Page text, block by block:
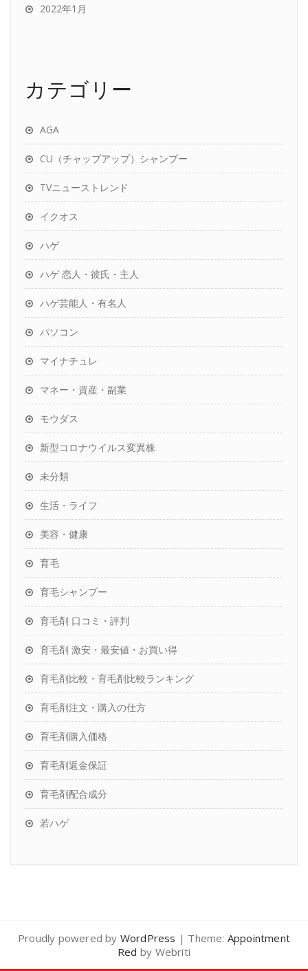
2022年1月
カテゴリー
AGA
CU（チャップアップ）シャンプー
TVニューストレンド
イクオス
ハゲ
ハゲ 恋人・彼氏・主人
ハゲ芸能人・有名人
パソコン
マイナチュレ
マネー・資産・副業
モウダス
新型コロナウイルス変異株
未分類
生活・ライフ
美容・健康
育毛
育毛シャンプー
育毛剤 口コミ・評判
育毛剤 激安・最安値・お買い得
育毛剤比較・育毛剤比較ランキング
育毛剤注文・購入の仕方
育毛剤購入価格
育毛剤返金保証
育毛剤配合成分
若ハゲ
Proudly powered by WordPress | Theme: Appointment
Red by Webriti